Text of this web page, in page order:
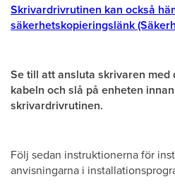
Skrivardrivrutinen kan också
säkerhetskopieringslänk
Se till att ansluta skrivaren med
kabeln och slå på enheten
skrivardrivrutinen.
Följ sedan instruktionerna för
anvisningarna i